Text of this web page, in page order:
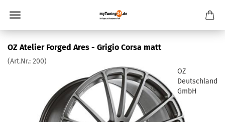
OZ Atelier Forged Ares - Grigio Corsa matt
(Art.Nr.: 200)
OZ
Deutschland
GmbH